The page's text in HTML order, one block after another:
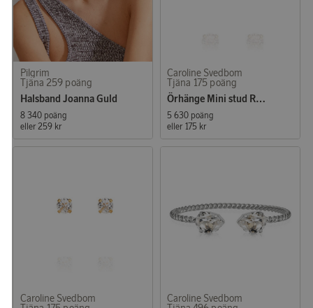
Pilgrim
Tjäna 259 poäng
Halsband Joanna Guld
8 340 poäng
eller 259 kr
Caroline Svedbom
Tjäna 175 poäng
Örhänge Mini stud Rhodium Crystal
5 630 poäng
eller 175 kr
Caroline Svedbom Caroline Svedbom